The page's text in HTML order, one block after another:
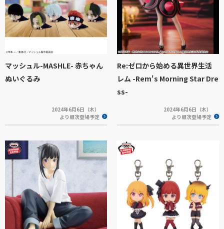
マッシュル-MASHLE- 赤ちゃん
ぬいぐるみ
2024年6月6日（木）
より順次登場予定
Re:ゼロから始める異世界生活
レム -Rem's Morning Star Dre
ss-
2024年6月6日（木）
より順次登場予定